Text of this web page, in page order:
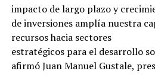
impacto de largo plazo y
de inversiones amplía nuestra
recursos hacia sectores
estratégicos para el desarrollo
afirmó Juan Manuel Gustale,